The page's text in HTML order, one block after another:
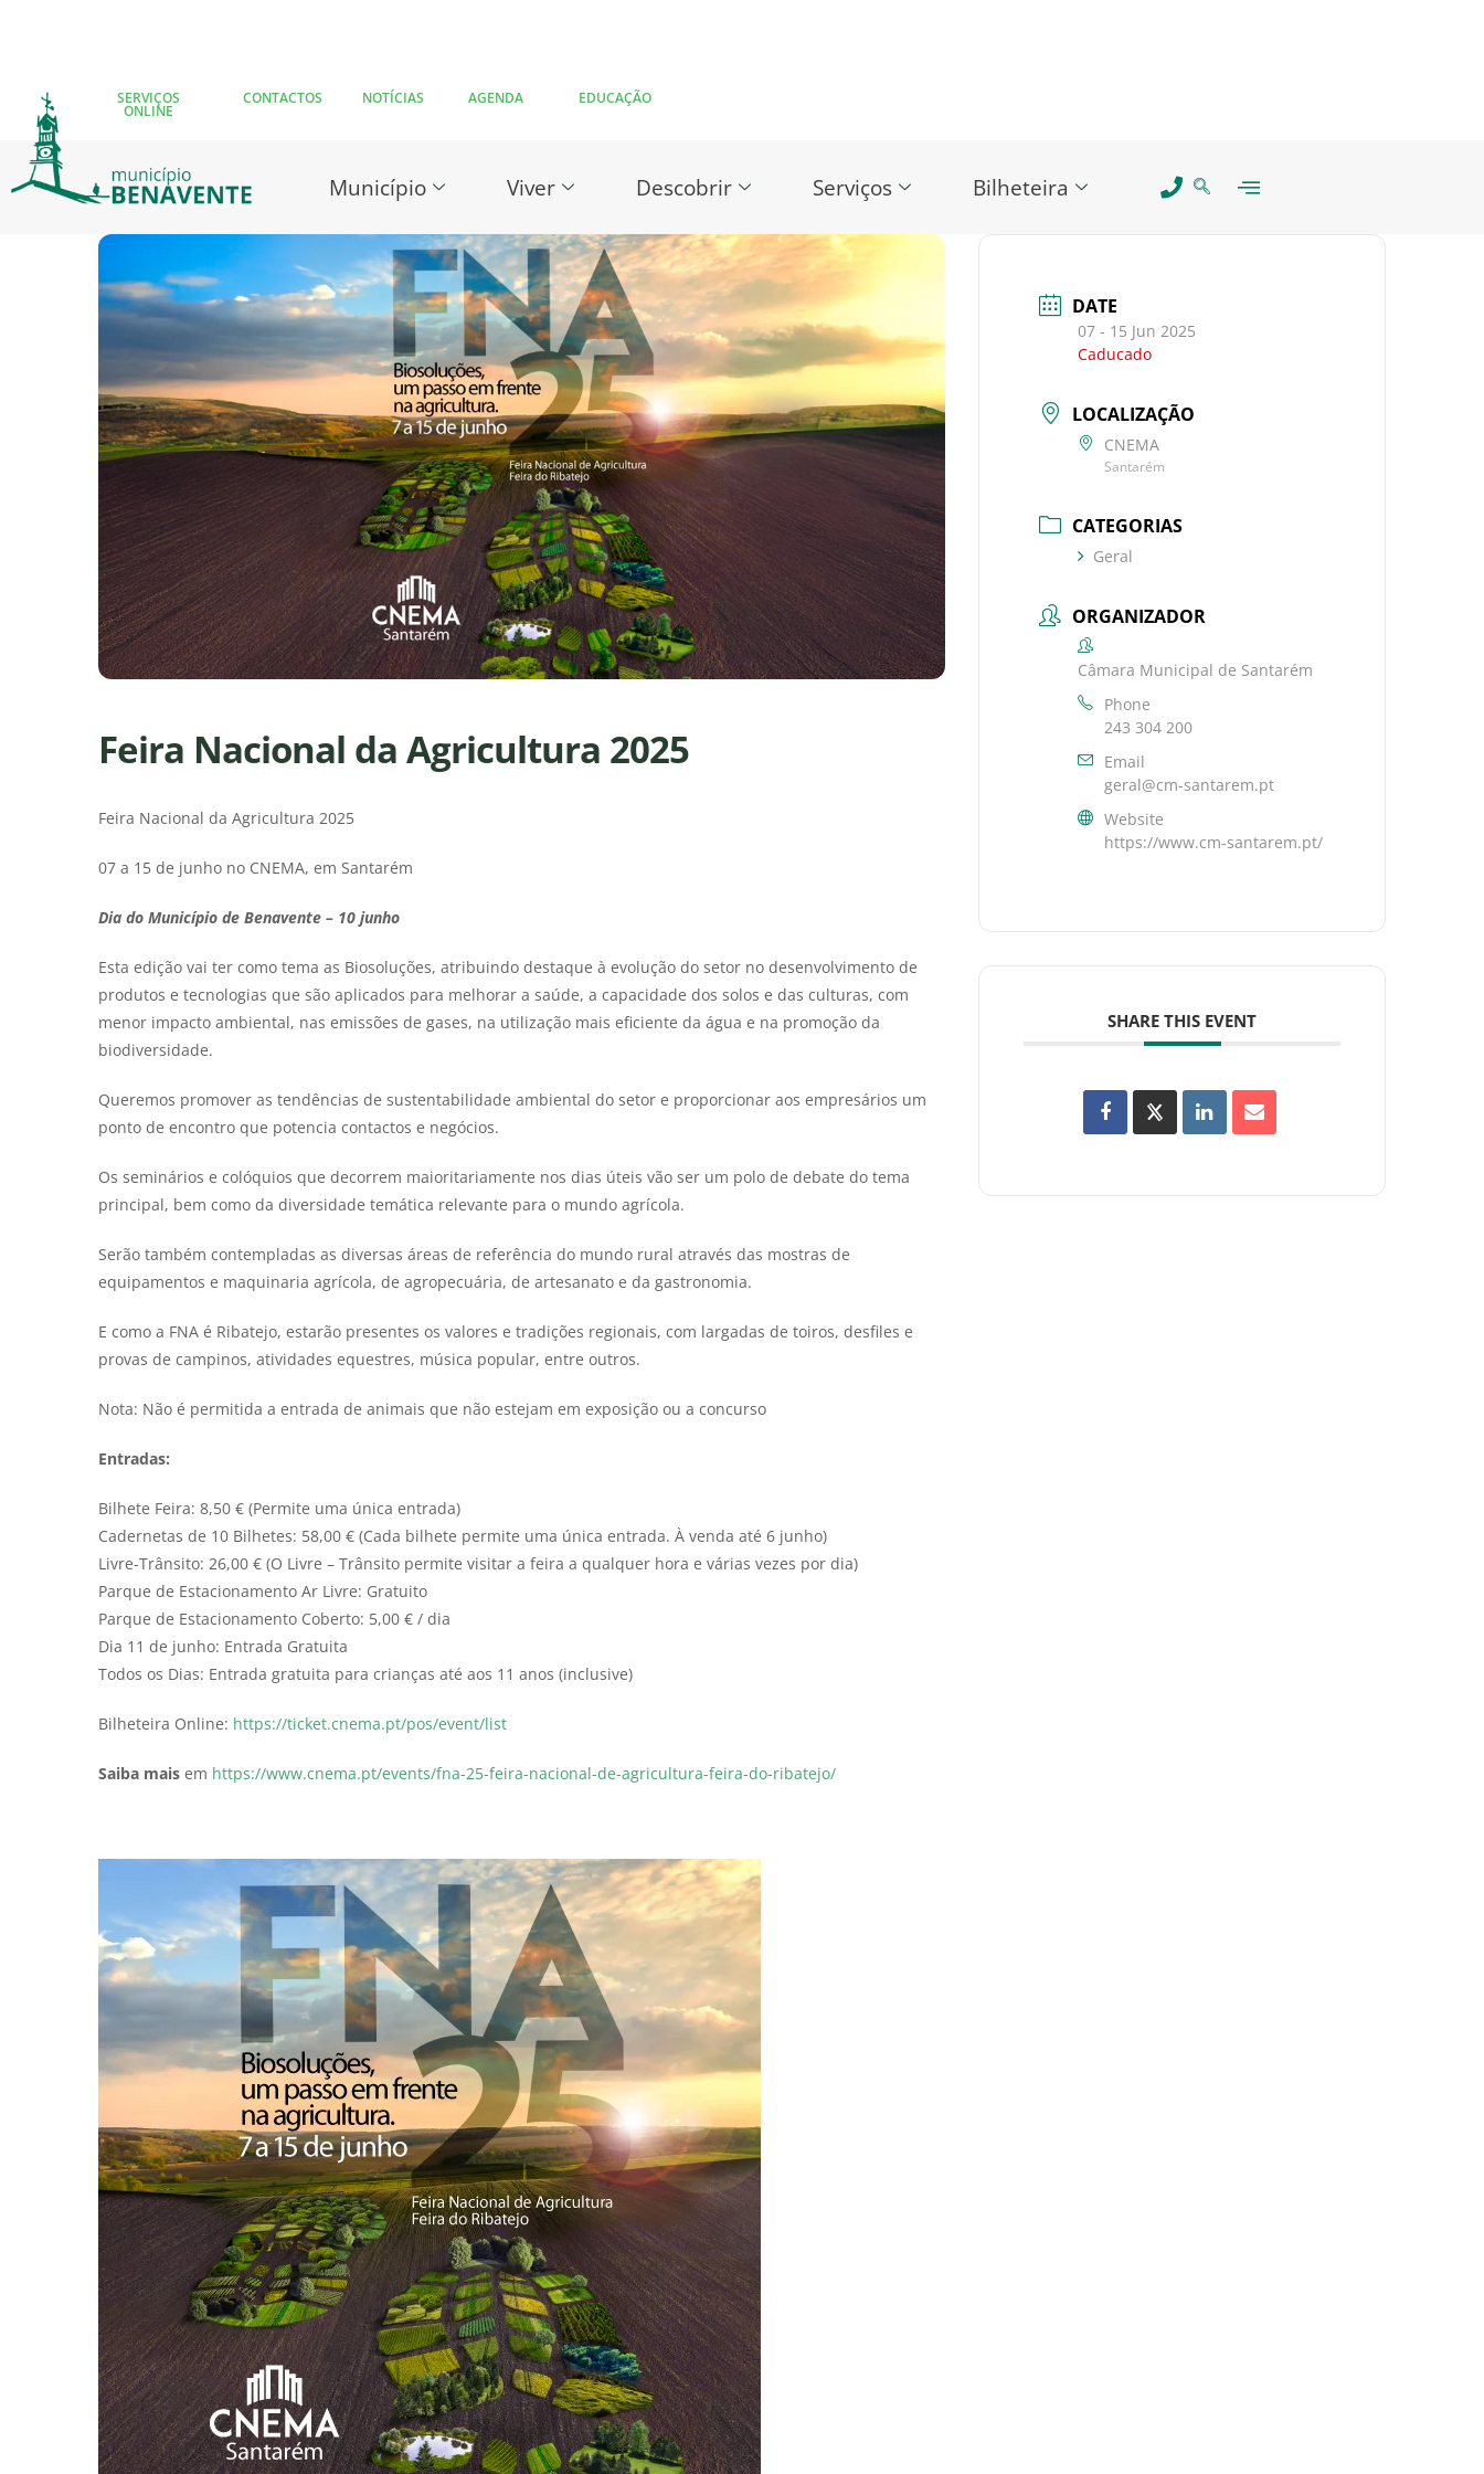
SERVIÇOS
ONLINE
CONTACTOS NOTÍCIAS AGENDA EDUCAÇÃO
Município Viver Descobrir Serviços Bilheteira
Feira Nacional da Agricultura 2025
Feira Nacional da Agricultura 2025
07 a 15 de junho no CNEMA, em Santarém
Dia do Município de Benavente – 10 junho
Esta edição vai ter como tema as Biosoluções, atribuindo destaque à evolução do setor no desenvolvimento de
produtos e tecnologias que são aplicados para melhorar a saúde, a capacidade dos solos e das culturas, com
menor impacto ambiental, nas emissões de gases, na utilização mais eficiente da água e na promoção da
biodiversidade.
Queremos promover as tendências de sustentabilidade ambiental do setor e proporcionar aos empresários um
ponto de encontro que potencia contactos e negócios.
Os seminários e colóquios que decorrem maioritariamente nos dias úteis vão ser um polo de debate do tema
principal, bem como da diversidade temática relevante para o mundo agrícola.
Serão também contempladas as diversas áreas de referência do mundo rural através das mostras de
equipamentos e maquinaria agrícola, de agropecuária, de artesanato e da gastronomia.
E como a FNA é Ribatejo, estarão presentes os valores e tradições regionais, com largadas de toiros, desfiles e
provas de campinos, atividades equestres, música popular, entre outros.
Nota: Não é permitida a entrada de animais que não estejam em exposição ou a concurso
Entradas:
Bilhete Feira: 8,50 € (Permite uma única entrada)
Cadernetas de 10 Bilhetes: 58,00 € (Cada bilhete permite uma única entrada. À venda até 6 junho)
Livre-Trânsito: 26,00 € (O Livre – Trânsito permite visitar a feira a qualquer hora e várias vezes por dia)
Parque de Estacionamento Ar Livre: Gratuito
Parque de Estacionamento Coberto: 5,00 € / dia
Dia 11 de junho: Entrada Gratuita
Todos os Dias: Entrada gratuita para crianças até aos 11 anos (inclusive)
Bilheteira Online: https://ticket.cnema.pt/pos/event/list
Saiba mais em https://www.cnema.pt/events/fna-25-feira-nacional-de-agricultura-feira-do-ribatejo/
DATE
07 - 15 Jun 2025
Caducado
LOCALIZAÇÃO
CNEMA
Santarém
CATEGORIAS
Geral
ORGANIZADOR
Câmara Municipal de Santarém
Phone
243 304 200
Email
geral@cm-santarem.pt
Website
https://www.cm-santarem.pt/
SHARE THIS EVENT